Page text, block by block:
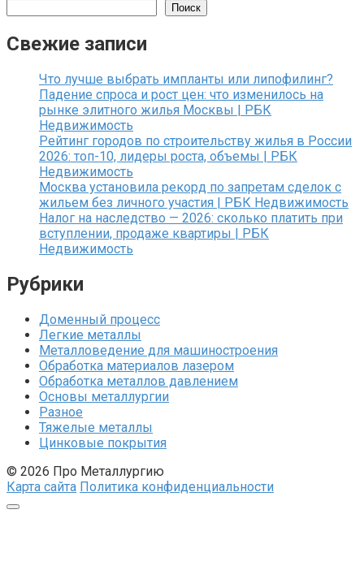
Поиск
Свежие записи
Что лучше выбрать импланты или липофилинг?
Падение спроса и рост цен: что изменилось на
рынке элитного жилья Москвы | РБК
Недвижимость
Рейтинг городов по строительству жилья в России
2026: топ-10, лидеры роста, объемы | РБК
Недвижимость
Москва установила рекорд по запретам сделок с
жильем без личного участия | РБК Недвижимость
Налог на наследство — 2026: сколько платить при
вступлении, продаже квартиры | РБК
Недвижимость
Рубрики
Доменный процесс
Легкие металлы
Металловедение для машиностроения
Обработка материалов лазером
Обработка металлов давлением
Основы металлургии
Разное
Тяжелые металлы
Цинковые покрытия
© 2026 Про Металлургию
Карта сайта Политика конфиденциальности